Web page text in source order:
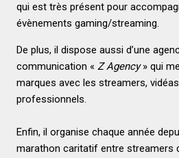
qui est très présent pour
évènements gaming/streaming.
De plus, il dispose aussi d’une
communication « Z Agency» qui
marques avec les streamers,
professionnels.
Enfin, il organise chaque année
marathon caritatif entre streamers